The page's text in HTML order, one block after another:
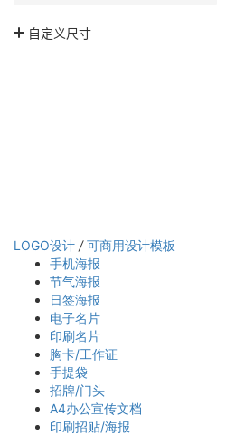
LOGO设计 / 可商用设计模板
手机海报
节气海报
日签海报
电子名片
印刷名片
胸卡/工作证
手提袋
招牌/门头
A4办公宣传文档
印刷招贴/海报